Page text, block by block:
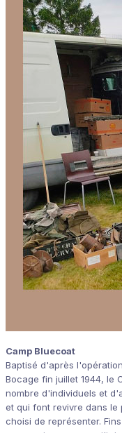
Camp Bluecoat
Baptisé d'après
Bocage fin juillet 1944, le
nombre d'individuels et
et qui font revivre dans le
choisi de représenter.